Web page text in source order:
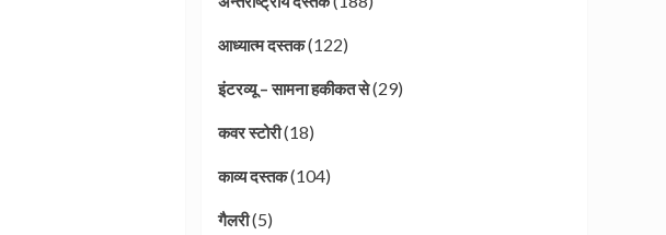
आध्यात्म दस्तक(122)
इंटरव्यू – सामना हकीकत से(29)
कवर स्टोरी(18)
काव्य दस्तक(104)
गैलरी(5)